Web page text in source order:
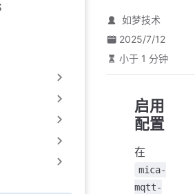
如梦技术
2025/7/12
小于 1 分钟
启用
配置
在
mica-
mqtt-